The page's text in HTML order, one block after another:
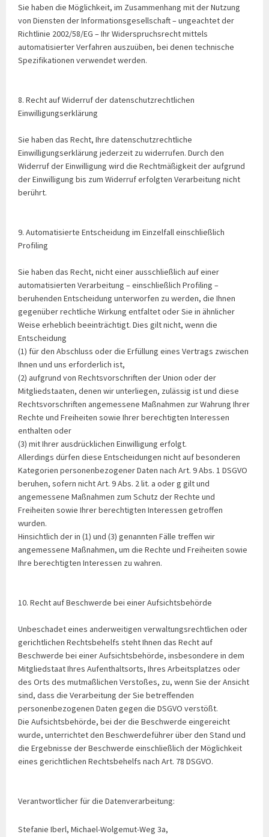
Sie haben die Möglichkeit, im Zusammenhang mit der Nutzung
von Diensten der Informationsgesellschaft – ungeachtet der
Richtlinie 2002/58/EG – Ihr Widerspruchsrecht mittels
automatisierter Verfahren auszuüben, bei denen technische
Spezifikationen verwendet werden.
8. Recht auf Widerruf der datenschutzrechtlichen
Einwilligungserklärung
Sie haben das Recht, Ihre datenschutzrechtliche
Einwilligungserklärung jederzeit zu widerrufen. Durch den
Widerruf der Einwilligung wird die Rechtmäßigkeit der aufgrund
der Einwilligung bis zum Widerruf erfolgten Verarbeitung nicht
berührt.
9. Automatisierte Entscheidung im Einzelfall einschließlich
Profiling
Sie haben das Recht, nicht einer ausschließlich auf einer
automatisierten Verarbeitung – einschließlich Profiling –
beruhenden Entscheidung unterworfen zu werden, die Ihnen
gegenüber rechtliche Wirkung entfaltet oder Sie in ähnlicher
Weise erheblich beeinträchtigt. Dies gilt nicht, wenn die
Entscheidung
(1) für den Abschluss oder die Erfüllung eines Vertrags zwischen
Ihnen und uns erforderlich ist,
(2) aufgrund von Rechtsvorschriften der Union oder der
Mitgliedstaaten, denen wir unterliegen, zulässig ist und diese
Rechtsvorschriften angemessene Maßnahmen zur Wahrung Ihrer
Rechte und Freiheiten sowie Ihrer berechtigten Interessen
enthalten oder
(3) mit Ihrer ausdrücklichen Einwilligung erfolgt.
Allerdings dürfen diese Entscheidungen nicht auf besonderen
Kategorien personenbezogener Daten nach Art. 9 Abs. 1 DSGVO
beruhen, sofern nicht Art. 9 Abs. 2 lit. a oder g gilt und
angemessene Maßnahmen zum Schutz der Rechte und
Freiheiten sowie Ihrer berechtigten Interessen getroffen
wurden.
Hinsichtlich der in (1) und (3) genannten Fälle treffen wir
angemessene Maßnahmen, um die Rechte und Freiheiten sowie
Ihre berechtigten Interessen zu wahren.
10. Recht auf Beschwerde bei einer Aufsichtsbehörde
Unbeschadet eines anderweitigen verwaltungsrechtlichen oder
gerichtlichen Rechtsbehelfs steht Ihnen das Recht auf
Beschwerde bei einer Aufsichtsbehörde, insbesondere in dem
Mitgliedstaat Ihres Aufenthaltsorts, Ihres Arbeitsplatzes oder
des Orts des mutmaßlichen Verstoßes, zu, wenn Sie der Ansicht
sind, dass die Verarbeitung der Sie betreffenden
personenbezogenen Daten gegen die DSGVO verstößt.
Die Aufsichtsbehörde, bei der die Beschwerde eingereicht
wurde, unterrichtet den Beschwerdeführer über den Stand und
die Ergebnisse der Beschwerde einschließlich der Möglichkeit
eines gerichtlichen Rechtsbehelfs nach Art. 78 DSGVO.
Verantwortlicher für die Datenverarbeitung:
Stefanie Iberl, Michael-Wolgemut-Weg 3a,